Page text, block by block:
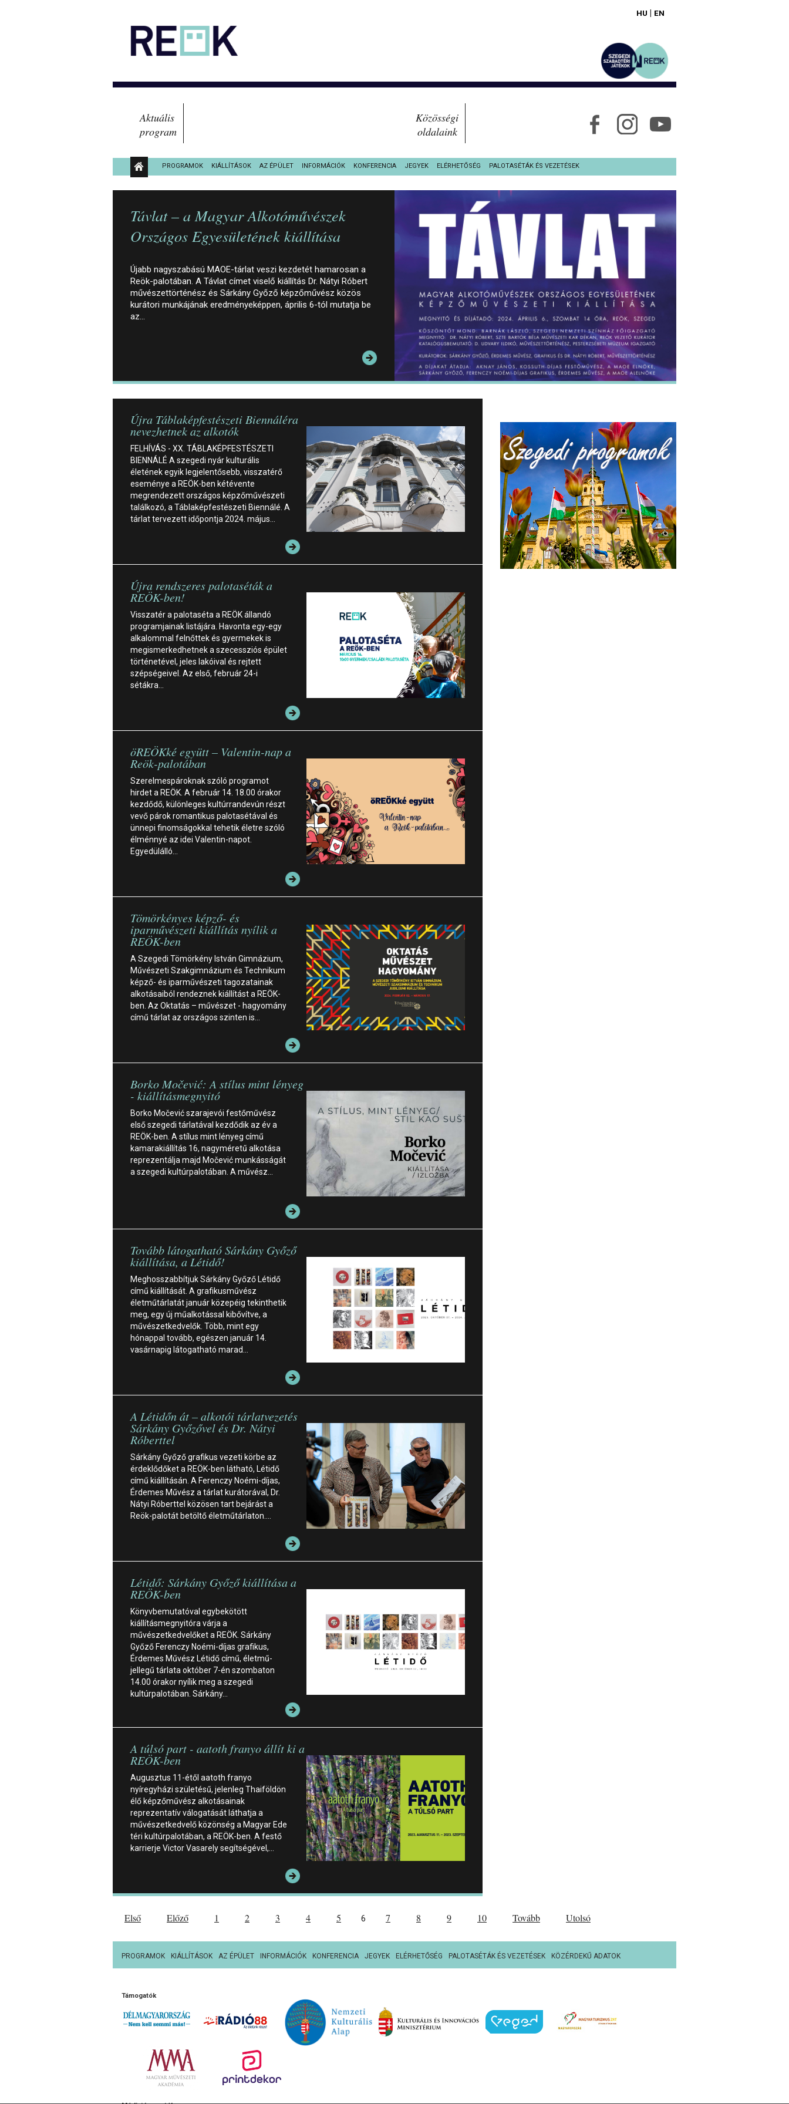
Aktuális
program
Közösségi
oldalaink
HU | EN
PROGRAMOK KIÁLLÍTÁSOK AZ ÉPÜLET INFORMÁCIÓK KONFERENCIA JEGYEK ELÉRHETŐSÉG PALOTASÉTÁK ÉS VEZETÉSEK
KÖZÉRDEKŰ ADATOK
Távlat – a Magyar Alkotóművészek
Országos Egyesületének kiállítása
Újabb nagyszabású MAOE-tárlat veszi kezdetét hamarosan a
Reök-palotában. A Távlat címet viselő kiállítás Dr. Nátyi Róbert
művészettörténész és Sárkány Győző képzőművész közös
kurátori munkájának eredményeképpen, április 6-tól mutatja be
az…
Újra Táblaképfestészeti Biennáléra
nevezhetnek az alkotók
FELHÍVÁS - XX. TÁBLAKÉPFESTÉSZETI
BIENNÁLÉ A szegedi nyár kulturális
életének egyik legjelentősebb, visszatérő
eseménye a REÖK-ben kétévente
megrendezett országos képzőművészeti
találkozó, a Táblaképfestészeti Biennálé. A
tárlat tervezett időpontja 2024. május…
Újra rendszeres palotaséták a
REÖK-ben!
Visszatér a palotaséta a REÖK állandó
programjainak listájára. Havonta egy-egy
alkalommal felnőttek és gyermekek is
megismerkedhetnek a szecessziós épület
történetével, jeles lakóival és rejtett
szépségeivel. Az első, február 24-i
sétákra…
öREÖKké együtt – Valentin-nap a
Reök-palotában
Szerelmespároknak szóló programot
hirdet a REÖK. A február 14. 18.00 órakor
kezdődő, különleges kultúrrandevún részt
vevő párok romantikus palotasétával és
ünnepi finomságokkal tehetik életre szóló
élménnyé az idei Valentin-napot.
Egyedülálló…
Tömörkényes képző- és
iparművészeti kiállítás nyílik a
REÖK-ben
A Szegedi Tömörkény István Gimnázium,
Művészeti Szakgimnázium és Technikum
képző- és iparművészeti tagozatainak
alkotásaiból rendeznek kiállítást a REÖK-
ben. Az Oktatás – művészet - hagyomány
című tárlat az országos szinten is…
Borko Močević: A stílus mint lényeg
- kiállításmegnyitó
Borko Močević szarajevói festőművész
első szegedi tárlatával kezdődik az év a
REÖK-ben. A stílus mint lényeg című
kamarakiállítás 16, nagyméretű alkotása
reprezentálja majd Močević munkásságát
a szegedi kultúrpalotában. A művész…
Tovább látogatható Sárkány Győző
kiállítása, a Létidő!
Meghosszabbítjuk Sárkány Győző Létidő
című kiállítását. A grafikusművész
életműtárlatát január közepéig tekinthetik
meg, egy új műalkotással kibővítve, a
művészetkedvelők. Több, mint egy
hónappal tovább, egészen január 14.
vasárnapig látogatható marad…
A Létidőn át – alkotói tárlatvezetés
Sárkány Győzővel és Dr. Nátyi
Róberttel
Sárkány Győző grafikus vezeti körbe az
érdeklődőket a REÖK-ben látható, Létidő
című kiállításán. A Ferenczy Noémi-díjas,
Érdemes Művész a tárlat kurátorával, Dr.
Nátyi Róberttel közösen tart bejárást a
Reök-palotát betöltő életműtárlaton.…
Létidő: Sárkány Győző kiállítása a
REÖK-ben
Könyvbemutatóval egybekötött
kiállításmegnyitóra várja a
művészetkedvelőket a REÖK. Sárkány
Győző Ferenczy Noémi-díjas grafikus,
Érdemes Művész Létidő című, életmű-
jellegű tárlata október 7-én szombaton
14.00 órakor nyílik meg a szegedi
kultúrpalotában. Sárkány…
A túlsó part - aatoth franyo állít ki a
REÖK-ben
Augusztus 11-étől aatoth franyo
nyíregyházi születésű, jelenleg Thaiföldön
élő képzőművész alkotásainak
reprezentatív válogatását láthatja a
művészetkedvelő közönség a Magyar Ede
téri kultúrpalotában, a REÖK-ben. A festő
karrierje Victor Vasarely segítségével,…
Első Előző 1 2 3 4 5 6 7 8 9 10 Tovább Utolsó
PROGRAMOK KIÁLLÍTÁSOK AZ ÉPÜLET INFORMÁCIÓK KONFERENCIA JEGYEK ELÉRHETŐSÉG PALOTASÉTÁK ÉS VEZETÉSEK KÖZÉRDEKŰ ADATOK
Támogatók